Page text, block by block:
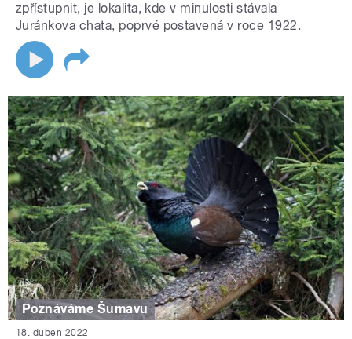
zpřístupnit, je lokalita, kde v minulosti stávala
Juránkova chata, poprvé postavená v roce 1922.
Poznáváme Šumavu
18. duben 2022